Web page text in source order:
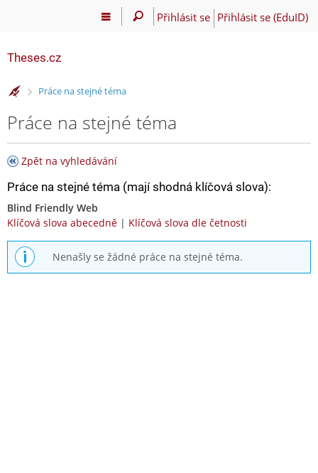
Přihlásit se Přihlásit se (EduID)
Theses.cz
>Práce na stejné téma
Práce na stejné téma
Zpět na vyhledávání
Práce na stejné téma (mají shodná klíčová slova):
Blind Friendly Web
Klíčová slova abecedně | Klíčová slova dle četnosti
Nenašly se žádné práce na stejné téma.